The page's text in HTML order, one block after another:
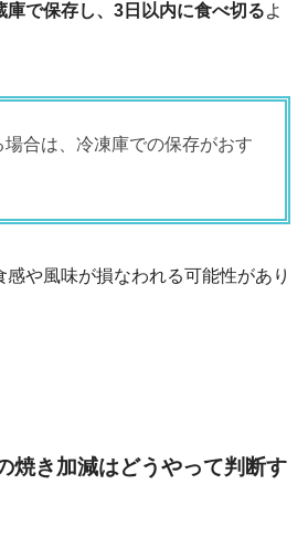
庫で保存し、3日以内に食べ切るよ
合は、冷凍庫での保存がおす
や風味が損なわれる可能性があり
焼き加減はどうやって判断す